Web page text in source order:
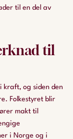
til en del av
til
kraft, og siden den
Folkestyret blir
makt til
i Norge og i